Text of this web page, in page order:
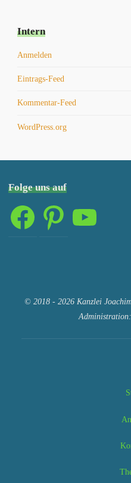
Intern
Anmelden
Eintrags-Feed
Kommentar-Feed
WordPress.org
Folge uns auf
Facebook Pinterest YouTube
© 2018 - 2026 Kanzlei